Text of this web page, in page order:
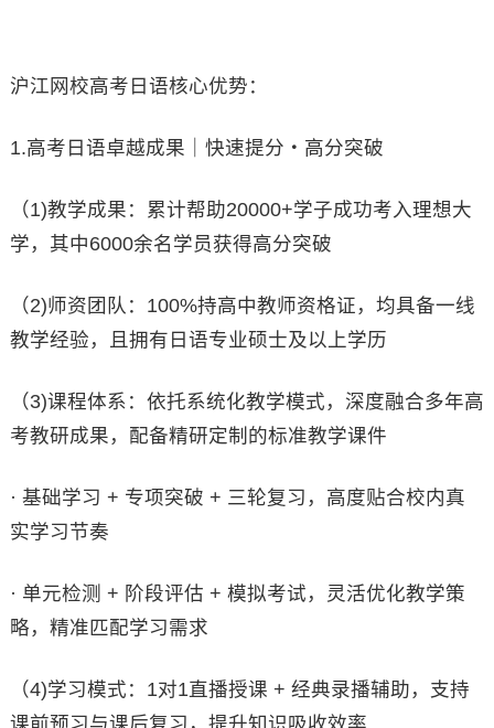
沪江网校高考日语核心优势：
1.高考日语卓越成果｜快速提分・高分突破
（1)教学成果：累计帮助20000+学子成功考入理想大
学，其中6000余名学员获得高分突破
（2)师资团队：100%持高中教师资格证，均具备一线
教学经验，且拥有日语专业硕士及以上学历
（3)课程体系：依托系统化教学模式，深度融合多年高
考教研成果，配备精研定制的标准教学课件
· 基础学习 + 专项突破 + 三轮复习，高度贴合校内真
实学习节奏
· 单元检测 + 阶段评估 + 模拟考试，灵活优化教学策
略，精准匹配学习需求
（4)学习模式：1对1直播授课 + 经典录播辅助，支持
课前预习与课后复习，提升知识吸收效率